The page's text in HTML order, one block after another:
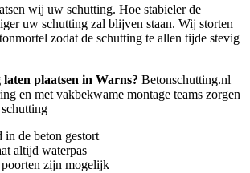
wij uw schutting. Hoe stabieler de
uw schutting zal blijven staan. Wij storten
zodat de schutting te allen tijde stevig
plaatsen in Warns? Betonschutting.nl
en met vakbekwame montage teams zorgen
in de beton gestort
altijd waterpas
poorten zijn mogelijk